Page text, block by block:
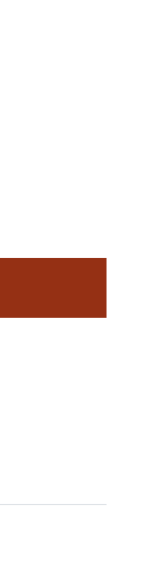
Wert